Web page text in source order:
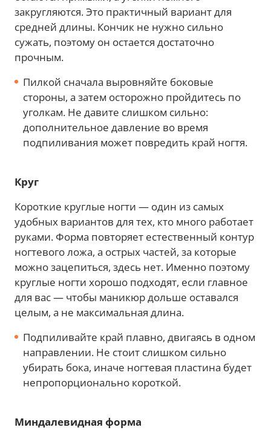
закругляются. Это практичный вариант для
средней длины. Кончик не нужно сильно
сужать, поэтому он остается достаточно
прочным.
Пилкой сначала выровняйте боковые
стороны, а затем осторожно пройдитесь по
уголкам. Не давите слишком сильно:
дополнительное давление во время
подпиливания может повредить край ногтя.
Круг
Короткие круглые ногти — один из самых
удобных вариантов для тех, кто много работает
руками. Форма повторяет естественный контур
ногтевого ложа, а острых частей, за которые
можно зацепиться, здесь нет. Именно поэтому
круглые ногти хорошо подходят, если главное
для вас — чтобы маникюр дольше оставался
целым, а не максимальная длина.
Подпиливайте край плавно, двигаясь в одном
направлении. Не стоит слишком сильно
убирать бока, иначе ногтевая пластина будет
непропорционально короткой.
Миндалевидная форма